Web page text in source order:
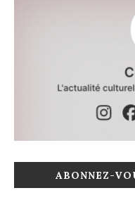
ABONNEZ-